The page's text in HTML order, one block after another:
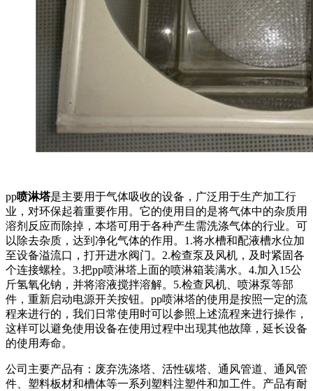
pp喷淋塔是主要用于气体吸收的设备，广泛用于生产加工行
业，对环保起着重要作用。它的使用目的是将气体中的杂质用
溶剂反应而除掉，本塔可用于各种产生需洗涤气体的行业。可
以除去杂质，达到净化气体的作用。1.将水槽和配液槽水位加
至设备溢流口，打开进水阀门。2.检查泵及风机，及时紧固各
个连接螺栓。3.把pp喷淋塔上面的喷淋箱装满水。4.加入15公
斤氢氧化钠，并将溶液搅拌溶解。5.检查风机、喷淋泵等部
件，重新启动电源开关按钮。pp喷淋塔的使用是按照一定的流
程来进行的，我们日常使用时可以参照上述流程来进行操作，
这样可以避免使用设备在使用过程中出现其他故障，延长设备
的使用寿命。
公司主要产品有：废弃洗涤塔、活性碳塔、通风管道、通风管
件、塑料板材和槽体等一系列塑料注塑件和加工件。产品有耐